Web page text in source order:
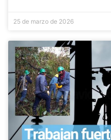
25 de marzo de 2026